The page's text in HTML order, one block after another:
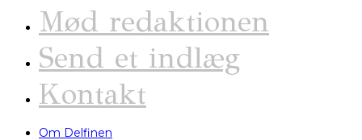
Mød redaktionen
Send et indlæg
Kontakt
Om Delfinen